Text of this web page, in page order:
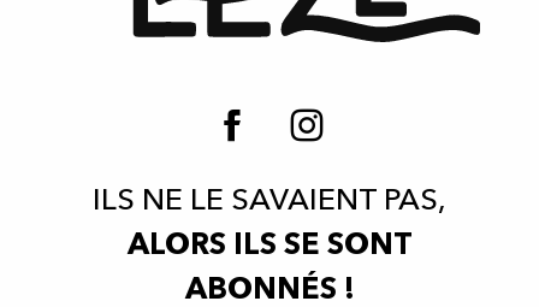
ILS NE LE SAVAIENT PAS,
ALORS ILS SE SONT
ABONNÉS !